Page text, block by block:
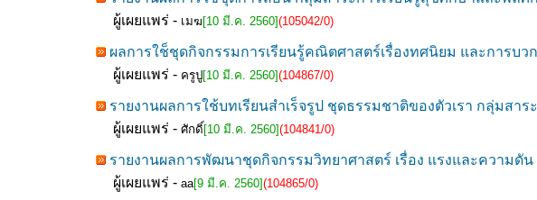
ผู้เผยแพร่ - เมฆ [10 มี.ค. 2560](105042/0)
ผลการใช็ชุดกิจกรรมการเรียนรู้คณิตศาสตร์เรื่องทศนิยม และการ
ผู้เผยแพร่ - ครูปู [10 มี.ค. 2560](104867/0)
รายงานผลการใช้บทเรียนสำเร็จรูป ชุดธรรมชาติของตัวเรา กลุ่มสาระ
ผู้เผยแพร่ - ศักดิ์ [10 มี.ค. 2560](104841/0)
รายงานผลการพัฒนาชุดกิจกรรมวิทยาศาสตร์ เรื่อง แรงและความดั
ผู้เผยแพร่ - aa[9 มี.ค. 2560](104865/0)